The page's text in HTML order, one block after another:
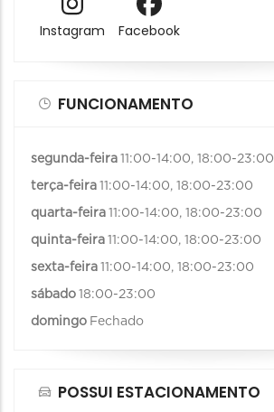
Instagram Facebook
FUNCIONAMENTO
segunda-feira 11:00-14:00, 18:00-23:00
terça-feira 11:00-14:00, 18:00-23:00
quarta-feira 11:00-14:00, 18:00-23:00
quinta-feira 11:00-14:00, 18:00-23:00
sexta-feira 11:00-14:00, 18:00-23:00
sábado 18:00-23:00
domingo Fechado
POSSUI ESTACIONAMENTO